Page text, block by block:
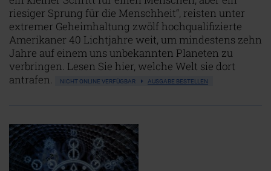
riesiger Sprung für die Menschheit“, reisten unter
extremer Geheimhaltung zwölf hochqualifizierte
Amerikaner 40 Lichtjahre weit, um mindestens zehn
Jahre auf einem uns unbekannten Planeten zu
verbringen. Lesen Sie hier, welche Welt sie dort
antrafen.
NICHT ONLINE VERFÜGBAR AUSGABE BESTELLEN